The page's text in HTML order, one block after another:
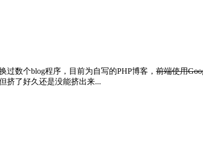
数个blog程序，目前为自写的PHP博客， 前端使用
挤了好久还是没能挤出来...